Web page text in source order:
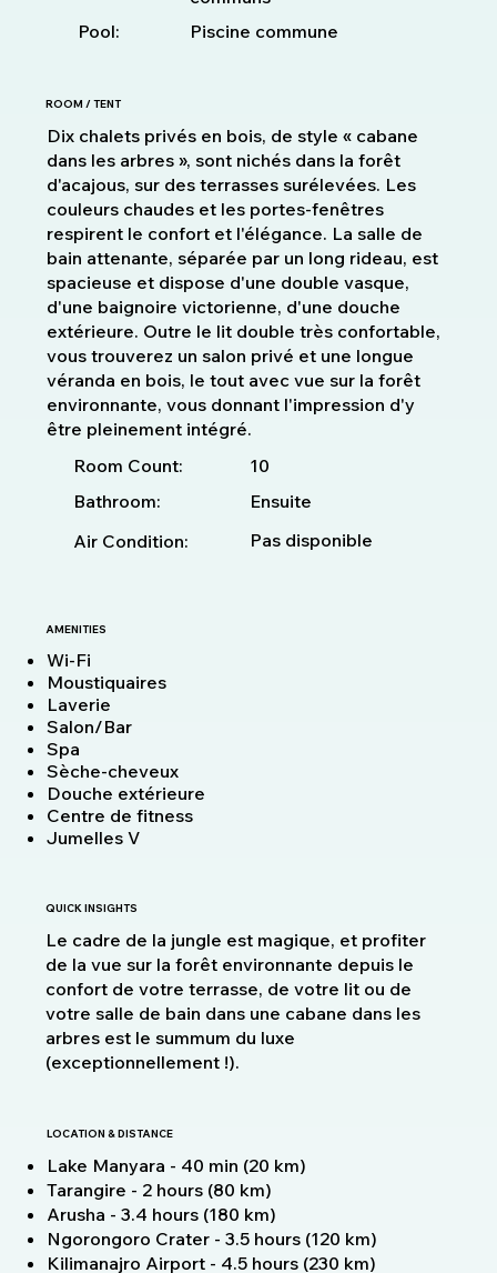
Pool:
Piscine commune
ROOM / TENT
Dix chalets privés en bois, de style « cabane
dans les arbres », sont nichés dans la forêt
d'acajous, sur des terrasses surélevées. Les
couleurs chaudes et les portes-fenêtres
respirent le confort et l'élégance. La salle de
bain attenante, séparée par un long rideau, est
spacieuse et dispose d'une double vasque,
d'une baignoire victorienne, d'une douche
extérieure. Outre le lit double très confortable,
vous trouverez un salon privé et une longue
véranda en bois, le tout avec vue sur la forêt
environnante, vous donnant l'impression d'y
être pleinement intégré.
Room Count:
10
Bathroom:
Ensuite
Air Condition:
Pas disponible
AMENITIES
Wi-Fi
Moustiquaires
Laverie
Salon/Bar
Spa
Sèche-cheveux
Douche extérieure
Centre de fitness
Jumelles V
QUICK INSIGHTS
Le cadre de la jungle est magique, et profiter
de la vue sur la forêt environnante depuis le
confort de votre terrasse, de votre lit ou de
votre salle de bain dans une cabane dans les
arbres est le summum du luxe
(exceptionnellement !).
LOCATION & DISTANCE
Lake Manyara - 40 min (20 km)
Tarangire - 2 hours (80 km)
Arusha - 3.4 hours (180 km)
Ngorongoro Crater - 3.5 hours (120 km)
Kilimanajro Airport - 4.5 hours (230 km)